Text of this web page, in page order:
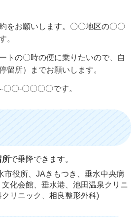
をお願いします。〇〇地区の〇〇
。
トの〇時の便に乗りたいので、自
留所）までお願いします。
〇-〇〇〇〇です。
所で乗降できます。
市役所、JAきもつき、垂水中央病
化会館、垂水港、池田温泉クリニ
リニック、相良整形外科)